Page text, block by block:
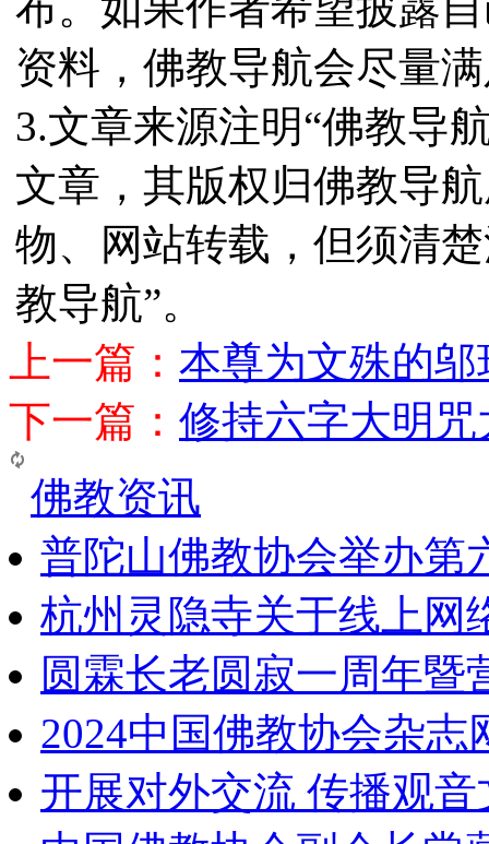
资料，佛教导航会尽量
3.文章来源注明“佛教导
文章，其版权归佛教导
物、网站转载，但须清
教导航”。
上一篇： 本尊为文殊的
下一篇： 修持六字大明
佛教资讯
普陀山佛教协会举办第
杭州灵隐寺关于线上网
圆霖长老圆寂一周年暨
2024中国佛教协会杂志
开展对外交流 传播观